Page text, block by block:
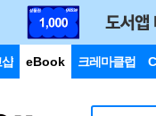
eBook 크레마클럽